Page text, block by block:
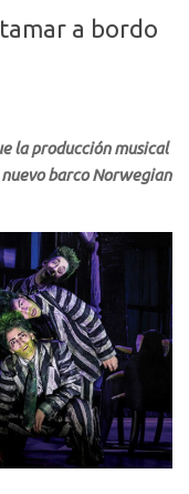
a bordo
la producción musical
barco Norwegian